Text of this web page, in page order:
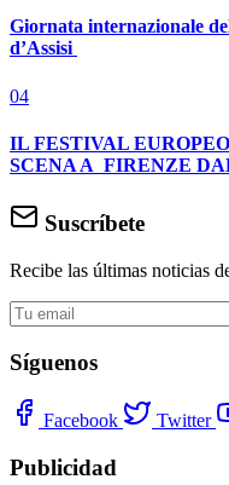
Giornata internazionale
d’Assisi
04
IL FESTIVAL
SCENA A FIRENZE
Suscríbete
Recibe las últimas noticias
Síguenos
Facebook Twitter
Publicidad